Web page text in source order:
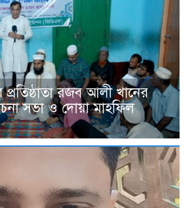
রজব আলী খানের
সভা ও দোয়া মাহফিল